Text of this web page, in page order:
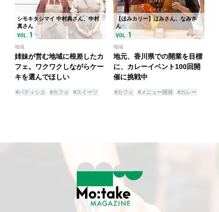
シモキタシマイ 中村典さん、中村
真さん
VOL. 1
地域
姉妹が営む地域に根差したカ
フェ。ワクワクしながらケー
キを選んでほしい
#パティシエ #カフェ #スイーツ
【ほみカリー】ほみさん、なみさ
ん
VOL. 1
地域
地元、香川県での開業を目標
に、カレーイベント100回開
催に挑戦中
#カフェ #メニュー開発 #カレー